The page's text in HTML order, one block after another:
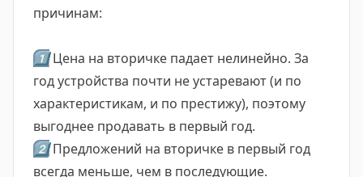
причинам:
1️⃣Цена на вторичке падает нелинейно. За
год устройства почти не устаревают (и по
характеристикам, и по престижу), поэтому
выгоднее продавать в первый год.
2️⃣Предложений на вторичке в первый год
всегда меньше, чем в последующие.